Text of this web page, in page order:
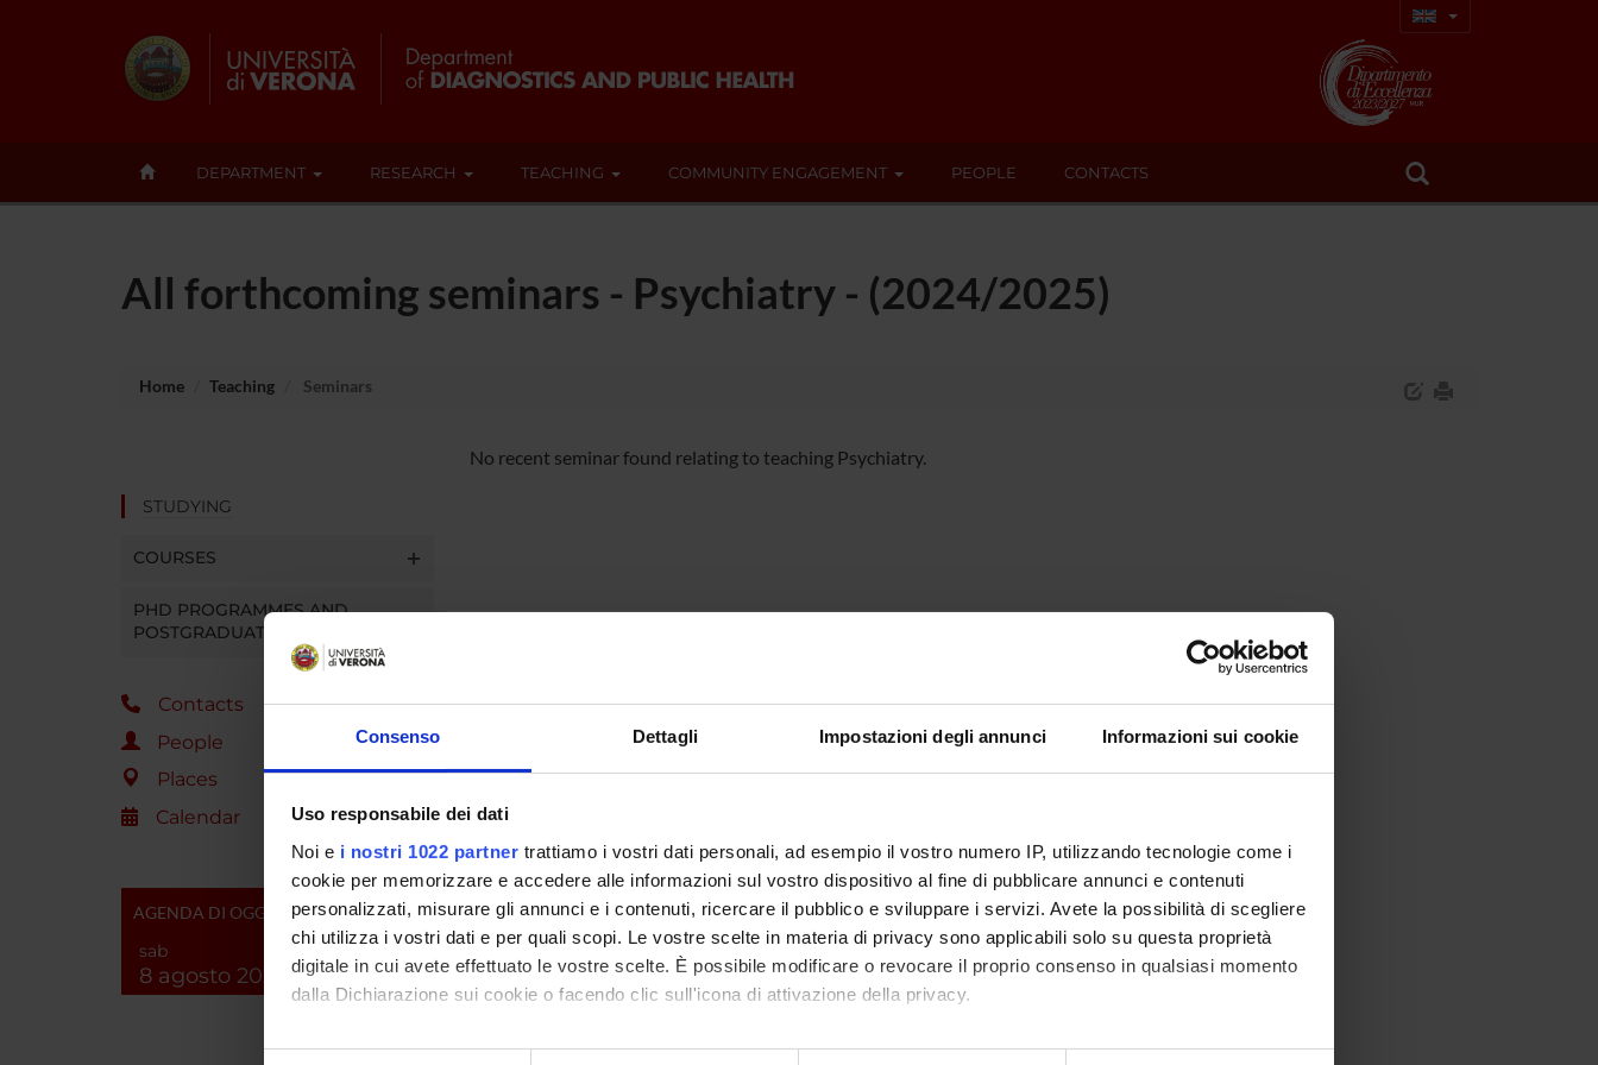
Consenso Dettagli Impostazioni degli annunci Informazioni sui cookie
Uso responsabile dei dati
Noi e i nostri 1022 partner trattiamo i vostri dati personali, ad esempio il vostro numero IP, utilizzando tecnologie come i
cookie per memorizzare e accedere alle informazioni sul vostro dispositivo al fine di pubblicare annunci e contenuti
personalizzati, misurare gli annunci e i contenuti, ricercare il pubblico e sviluppare i servizi. Avete la possibilità di scegliere
chi utilizza i vostri dati e per quali scopi. Le vostre scelte in materia di privacy sono applicabili solo su questa proprietà
digitale in cui avete effettuato le vostre scelte. È possibile modificare o revocare il proprio consenso in qualsiasi momento
dalla Dichiarazione sui cookie o facendo clic sull'icona di attivazione della privacy.
Con il tuo consenso, vorremmo anche:
DEPARTMENT RESEARCH TEACHING COMMUNITY ENGAGEMENT PEOPLE CONTACTS
All forthcoming seminars - Psychiatry - (2024/2025)
Home Teaching Seminars
STUDYING
COURSES
PHD PROGRAMMES AND
POSTGRADUATE TRAINING
Contacts
People
Places
Calendar
AGENDA DI OGGI
sab
8 agosto 2026
No recent seminar found relating to teaching Psychiatry.